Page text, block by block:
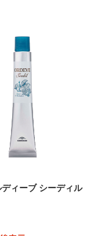
ィーブ シーディル